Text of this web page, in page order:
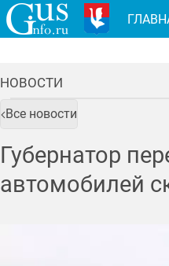
НОВОСТИ
Все новости
Губернатор
автомобилей